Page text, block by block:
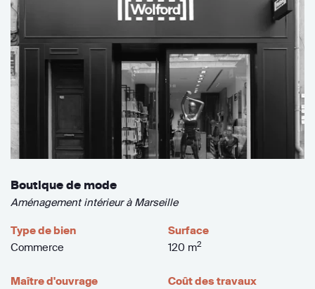
Boutique de mode
Aménagement intérieur à Marseille
Type de bien
Commerce
Surface
120 m2
Maître d'ouvrage
Coût des travaux